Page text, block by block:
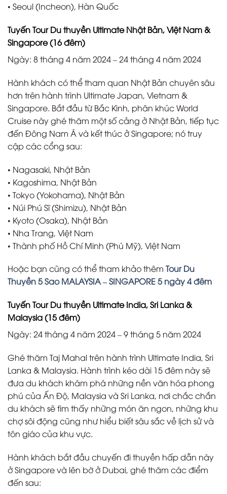
• Seoul (Incheon), Hàn Quốc
Tuyến Tour Du thuyền Ultimate Nhật Bản, Việt Nam &
Singapore (16 đêm)
Ngày: 8 tháng 4 năm 2024 – 24 tháng 4 năm 2024
Hành khách có thể tham quan Nhật Bản chuyên sâu
hơn trên hành trình Ultimate Japan, Vietnam &
Singapore. Bắt đầu từ Bắc Kinh, phân khúc World
Cruise này ghé thăm một số cảng ở Nhật Bản, tiếp tục
đến Đông Nam Á và kết thúc ở Singapore; nó truy
cập các cổng sau:
• Nagasaki, Nhật Bản
• Kagoshima, Nhật Bản
• Tokyo (Yokohama), Nhật Bản
• Núi Phú Sĩ (Shimizu), Nhật Bản
• Kyoto (Osaka), Nhật Bản
• Nha Trang, Việt Nam
• Thành phố Hồ Chí Minh (Phú Mỹ), Việt Nam
Hoặc bạn cũng có thể tham khảo thêm Tour Du
Thuyền 5 Sao MALAYSIA – SINGAPORE 5 ngày 4 đêm
Tuyến Tour Du thuyền Ultimate India, Sri Lanka &
Malaysia (15 đêm)
Ngày: 24 tháng 4 năm 2024 – 9 tháng 5 năm 2024
Ghé thăm Taj Mahal trên hành trình Ultimate India, Sri
Lanka & Malaysia. Hành trình kéo dài 15 đêm này sẽ
đưa du khách khám phá những nền văn hóa phong
phú của Ấn Độ, Malaysia và Sri Lanka, nơi chắc chắn
du khách sẽ tìm thấy những món ăn ngon, những khu
chợ sôi động cũng như hiểu biết sâu sắc về lịch sử và
tôn giáo của khu vực.
Hành khách bắt đầu chuyến đi thuyền hấp dẫn này
ở Singapore và lên bờ ở Dubai, ghé thăm các điểm
đến sau: